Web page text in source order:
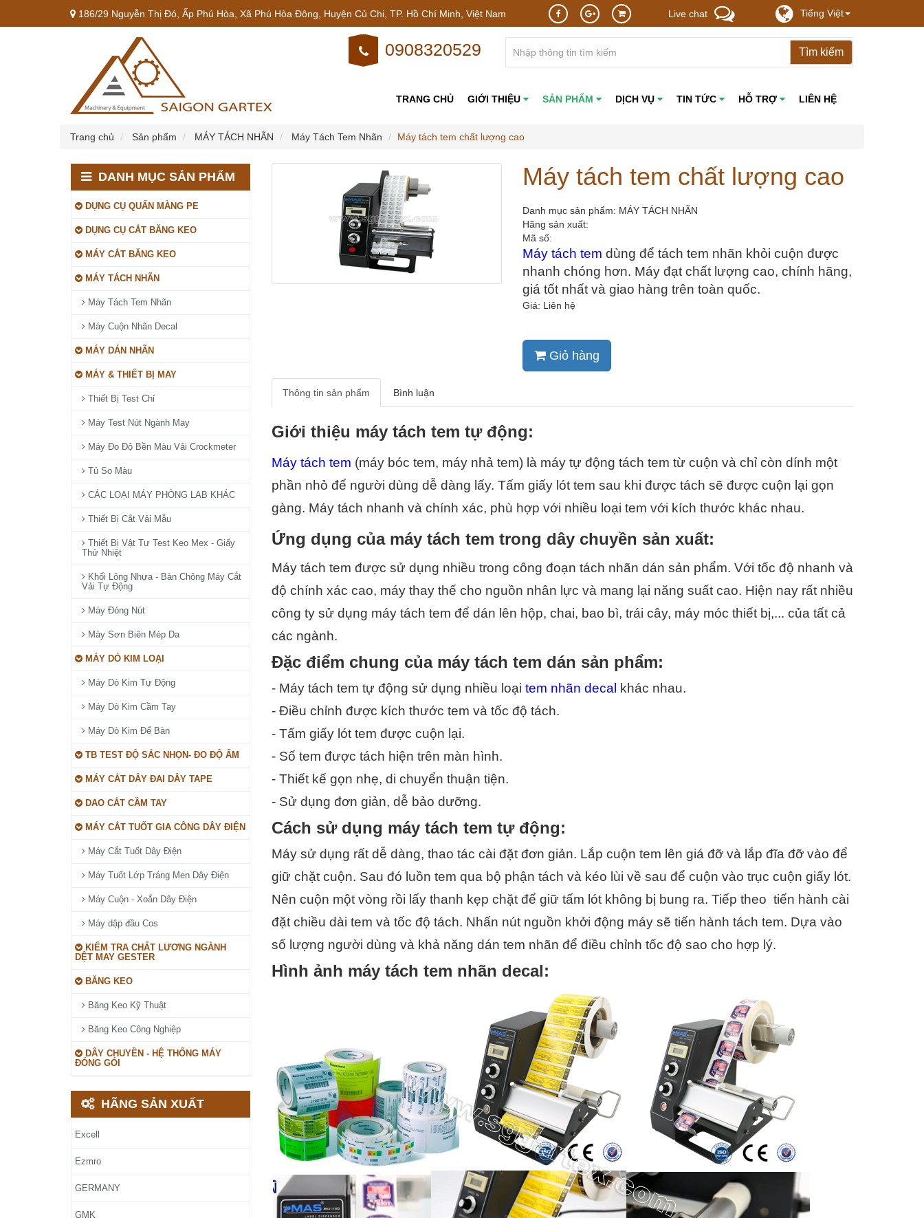
186/29 Nguyễn Thị Đó, Ấp Phú Hòa, Xã Phú Hòa Đông, Huyện Củ Chi, TP. Hồ Chí Minh, Việt Nam Live chat Tiếng Việt
0908320529
TRANG CHỦ GIỚI THIỆU SẢN PHẨM DỊCH VỤ TIN TỨC HỖ TRỢ LIÊN HỆ
Trang chủ Sản phẩm MÁY TÁCH NHÃN Máy Tách Tem Nhãn Máy tách tem chất lượng cao
Máy tách tem chất lượng cao
Danh mục sản phẩm: MÁY TÁCH NHÃN
Hãng sản xuất:
Mã số:
Máy tách tem dùng để tách tem nhãn khỏi cuộn được
nhanh chóng hơn. Máy đạt chất lượng cao, chính hãng,
giá tốt nhất và giao hàng trên toàn quốc.
Giá: Liên hệ
Giỏ hàng
Thông tin sản phẩm Bình luận
Giới thiệu máy tách tem tự động:
Máy tách tem (máy bóc tem, máy nhả tem) là máy tự động tách tem từ cuộn và chỉ còn dính một
phần nhỏ để người dùng dễ dàng lấy. Tấm giấy lót tem sau khi được tách sẽ được cuộn lại gọn
gàng. Máy tách nhanh và chính xác, phù hợp với nhiều loại tem với kích thước khác nhau.
Ứng dụng của máy tách tem trong dây chuyền sản xuất:
Máy tách tem được sử dụng nhiều trong công đoạn tách nhãn dán sản phẩm. Với tốc độ nhanh và
độ chính xác cao, máy thay thế cho nguồn nhân lực và mang lại năng suất cao. Hiện nay rất nhiều
công ty sử dụng máy tách tem để dán lên hộp, chai, bao bì, trái cây, máy móc thiết bị,... của tất cả
các ngành.
Đặc điểm chung của máy tách tem dán sản phẩm:
- Máy tách tem tự động sử dụng nhiều loại tem nhãn decal
khác nhau.
- Điều chỉnh được kích thước tem và tốc độ tách.
- Tấm giấy lót tem được cuộn lại.
- Số tem được tách hiện trên màn hình.
- Thiết kế gọn nhẹ, di chuyển thuận tiện.
- Sử dụng đơn giản, dễ bảo dưỡng.
Cách sử dụng máy tách tem tự động:
Máy sử dụng rất dễ dàng, thao tác cài đặt đơn giản. Lắp cuộn tem lên giá đỡ và lắp đĩa đỡ vào để
giữ chặt cuộn. Sau đó luồn tem qua bộ phận tách và kéo lùi về sau để cuộn vào trục cuộn giấy lót.
Nên cuộn một vòng rồi lấy thanh kẹp chặt để giữ tấm lót không bị bung ra. Tiếp theo  tiến hành cài
đặt chiều dài tem và tốc độ tách. Nhấn nút nguồn khởi động máy sẽ tiến hành tách tem. Dựa vào
số lượng người dùng và khả năng dán tem nhãn để điều chỉnh tốc độ sao cho hợp lý.
Hình ảnh máy tách tem nhãn decal:
DANH MỤC SẢN PHẨM
DỤNG CỤ QUẤN MÀNG PE
DỤNG CỤ CẮT BĂNG KEO
MÁY CẮT BĂNG KEO
MÁY TÁCH NHÃN
Máy Tách Tem Nhãn
Máy Cuộn Nhãn Decal
MÁY DÁN NHÃN
MÁY & THIẾT BỊ MAY
Thiết Bị Test Chỉ
Máy Test Nút Ngành May
Máy Đo Độ Bền Màu Vải Crockmeter
Tủ So Màu
CÁC LOẠI MÁY PHÒNG LAB KHÁC
Thiết Bị Cắt Vải Mẫu
Thiết Bị Vật Tư Test Keo Mex - Giấy
Thử Nhiệt
Khối Lông Nhựa - Bàn Chông Máy Cắt
Vải Tự Động
Máy Đóng Nút
Máy Sơn Biên Mép Da
MÁY DÒ KIM LOẠI
Máy Dò Kim Tự Động
Máy Dò Kim Cầm Tay
Máy Dò Kim Để Bàn
TB TEST ĐỘ SẮC NHỌN- ĐO ĐỘ ẨM
MÁY CẮT DÂY ĐAI DÂY TAPE
DAO CẮT CẦM TAY
MÁY CẮT TUỐT GIA CÔNG DÂY ĐIỆN
Máy Cắt Tuốt Dây Điện
Máy Tuốt Lớp Tráng Men Dây Điện
Máy Cuộn - Xoắn Dây Điện
Máy dập đầu Cos
KIỂM TRA CHẤT LƯƠNG NGÀNH
DỆT MAY GESTER
BĂNG KEO
Băng Keo Kỹ Thuật
Băng Keo Công Nghiệp
DÂY CHUYỀN - HỆ THỐNG MÁY
ĐÓNG GÓI
HÃNG SẢN XUẤT
Excell
Ezmro
GERMANY
GMK